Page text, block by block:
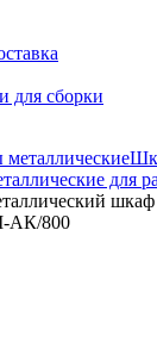
для сборки
для
АК/800